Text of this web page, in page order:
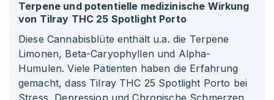
Terpene und potentielle medizinische Wirkung
von Tilray THC 25 Spotlight Porto
Diese Cannabisblüte enthält u.a. die Terpene
Limonen, Beta-Caryophyllen und Alpha-
Humulen. Viele Patienten haben die Erfahrung
gemacht, dass Tilray THC 25 Spotlight Porto bei
Stress, Depression und Chronische Schmerzen